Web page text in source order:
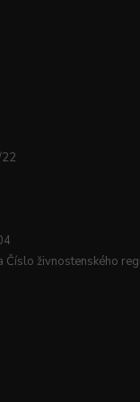
Číslo živnostenského